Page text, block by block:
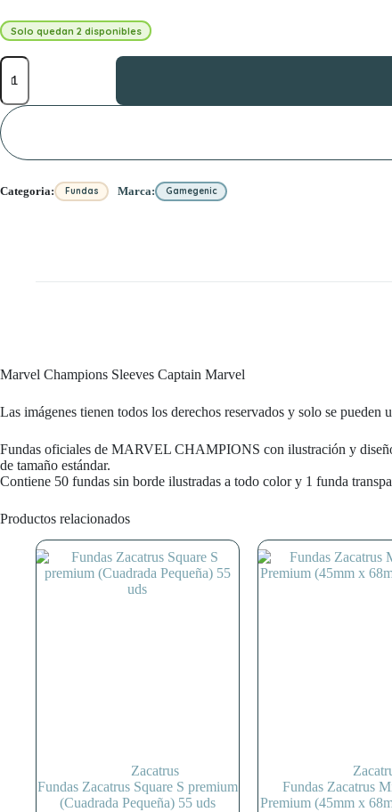
Solo quedan 2 disponibles
Marvel
Champions
Captain
Marvel
cantidad
Categoria: Fundas Marca: Gamegenic
Marvel Champions Sleeves Captain Marvel
Las imágenes tienen todos los derechos reservados y solo se pueden
Fundas oficiales de MARVEL CHAMPIONS con ilustración y
de tamaño estándar.
Contiene 50 fundas sin borde ilustradas a todo color y 1 funda
Productos relacionados
Zacatrus
Fundas Zacatrus Square S premium
(Cuadrada Pequeña) 55 uds
Fundas Zacatrus
Premium (45mm x